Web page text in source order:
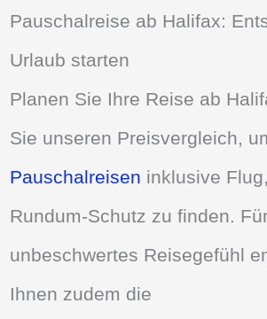
Pauschalreise ab Halifax:
Urlaub starten
Planen Sie Ihre Reise ab
Sie unseren Preisvergleich,
Pauschalreisen inklusive
Rundum-Schutz zu finden.
unbeschwertes Reisegefühl
Ihnen zudem die